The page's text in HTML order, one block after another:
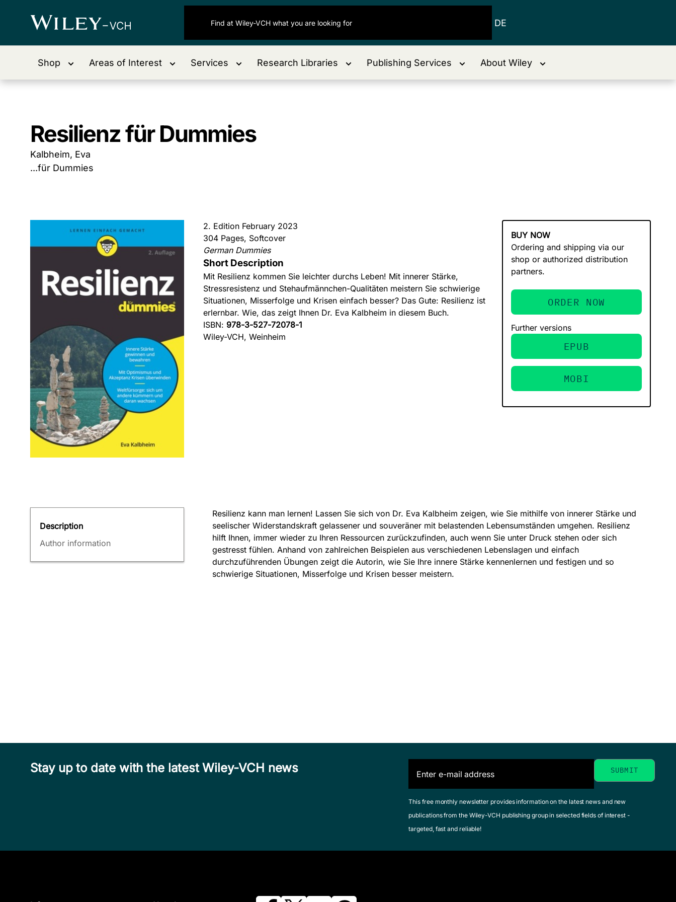
DE
Shop Areas of Interest Services Research Libraries Publishing Services About Wiley
Resilienz für Dummies
Kalbheim, Eva
...für Dummies
2. Edition February 2023
304 Pages, Softcover
German Dummies
Short Description
Mit Resilienz kommen Sie leichter durchs Leben! Mit innerer Stärke,
Stressresistenz und Stehaufmännchen-Qualitäten meistern Sie schwierige
Situationen, Misserfolge und Krisen einfach besser? Das Gute: Resilienz ist
erlernbar. Wie, das zeigt Ihnen Dr. Eva Kalbheim in diesem Buch.
ISBN: 978-3-527-72078-1
Wiley-VCH, Weinheim
BUY NOW
Ordering and shipping via our
shop or authorized distribution
partners.
ORDER NOW
Further versions
EPUB
MOBI
Description
Author information
Resilienz kann man lernen! Lassen Sie sich von Dr. Eva Kalbheim zeigen, wie Sie mithilfe von innerer Stärke und
seelischer Widerstandskraft gelassener und souveräner mit belastenden Lebensumständen umgehen. Resilienz
hilft Ihnen, immer wieder zu Ihren Ressourcen zurückzufinden, auch wenn Sie unter Druck stehen oder sich
gestresst fühlen. Anhand von zahlreichen Beispielen aus verschiedenen Lebenslagen und einfach
durchzuführenden Übungen zeigt die Autorin, wie Sie Ihre innere Stärke kennenlernen und festigen und so
schwierige Situationen, Misserfolge und Krisen besser meistern.
Stay up to date with the latest Wiley-VCH news
This free monthly newsletter provides information on the latest news and new
publications from the Wiley-VCH publishing group in selected fields of interest -
targeted, fast and reliable!